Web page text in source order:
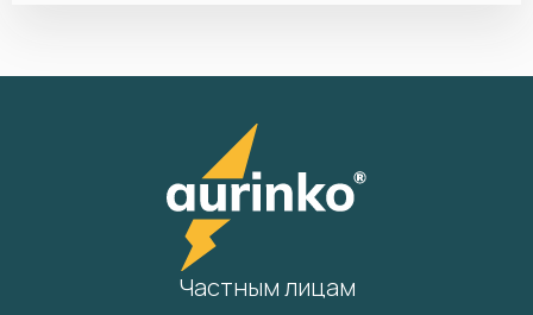
Частным лицам